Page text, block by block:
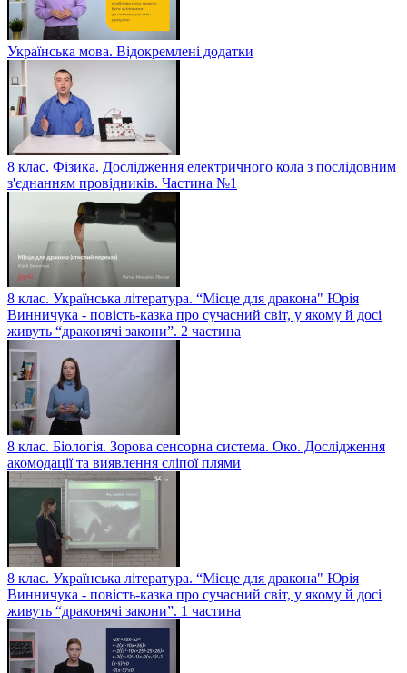
Українська мова. Відокремлені додатки
8 клас. Фізика. Дослідження електричного кола з послідовним
з'єднанням провідників. Частина №1
8 клас. Українська література. “Місце для дракона" Юрія
Винничука - повість-казка про сучасний світ, у якому й досі
живуть “драконячі закони”. 2 частина
8 клас. Біологія. Зорова сенсорна система. Око. Дослідження
акомодації та виявлення сліпої плями
8 клас. Українська література. “Місце для дракона" Юрія
Винничука - повість-казка про сучасний світ, у якому й досі
живуть “драконячі закони”. 1 частина